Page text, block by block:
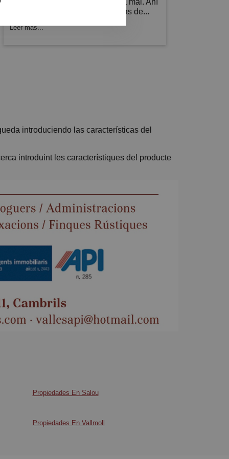
es donde los difusores de aromas de...
Leer más...
introduciendo las características del
introduint les característiques del producte
Propiedades En Salou
Propiedades En Vallmoll